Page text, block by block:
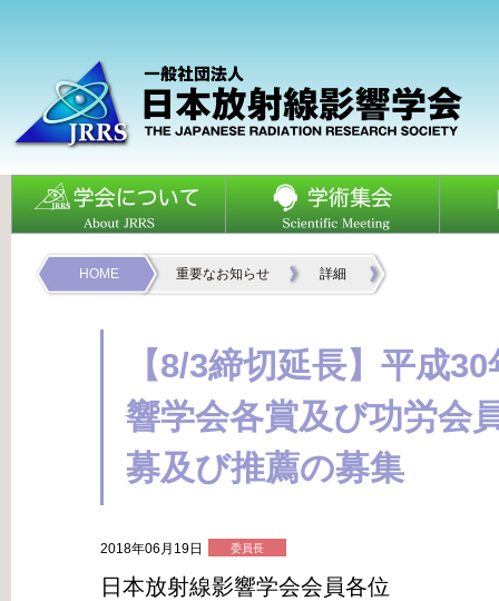
HOME 重要なお知らせ 詳細
【8/3締切延長】平成
響学会各賞及び功労会
募及び推薦の募集
2018年06月19日 委員長
日本放射線影響学会会員各位